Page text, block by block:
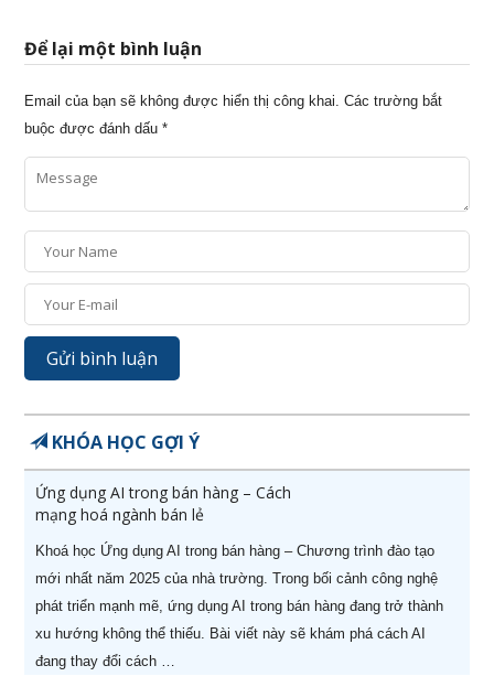
Để lại một bình luận
Email của bạn sẽ không được hiển thị công khai.
Các trường bắt
buộc được đánh dấu*
KHÓA HỌC GỢI Ý
Ứng dụng AI trong bán hàng – Cách
mạng hoá ngành bán lẻ
Khoá học Ứng dụng AI trong bán hàng – Chương trình đào tạo
mới nhất năm 2025 của nhà trường. Trong bối cảnh công nghệ
phát triển mạnh mẽ, ứng dụng AI trong bán hàng đang trở thành
xu hướng không thể thiếu. Bài viết này sẽ khám phá cách AI
đang thay đổi cách …